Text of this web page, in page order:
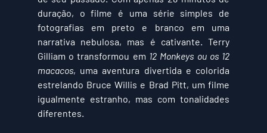
duração, o filme é uma série simples de
fotografias em preto e branco em uma
narrativa nebulosa, mas é cativante. Terry
Gilliam o transformou em 12 Monkeys ou os 12
macacos, uma aventura divertida e colorida
estrelando Bruce Willis e Brad Pitt, um filme
igualmente estranho, mas com tonalidades
diferentes.